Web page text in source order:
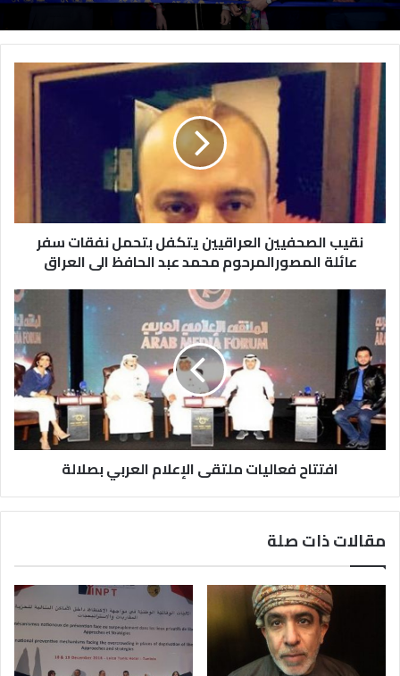
نقيب الصحفيين العراقيين يتكفل بتحمل نفقات سفر
عائلة المصورالمرحوم محمد عبد الحافظ الى العراق
افتتاح فعاليات ملتقى الإعلام العربي بصلالة
مقالات ذات صلة